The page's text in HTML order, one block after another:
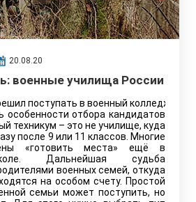
20.08.20
военные училища России
поступать в военный колледж,
особенности отбора кандидатов
техникум – это не училище, куда
после 9 или 11 классов. Многие
«готовить места» ещё в
Дальнейшая судьба
военных семей, откуда
на особом счету. Простой
семьи может поступить, но